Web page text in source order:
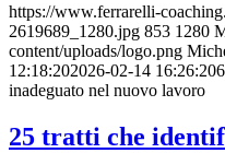
https://www.ferrarelli-
2619689_1280.jpg 853 1280
content/uploads/logo.png
12:18:202026-02-14 16:26:20
inadeguato nel nuovo lavoro
25 tratti che